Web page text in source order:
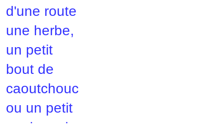
d'une route
une herbe,
un petit
bout de
caoutchouc
ou un petit